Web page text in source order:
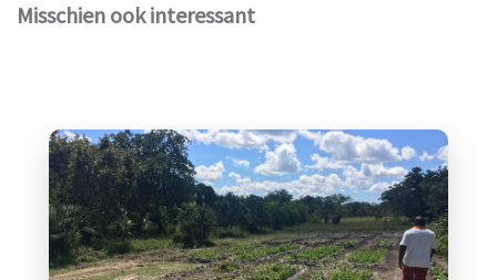
Misschien ook interessant